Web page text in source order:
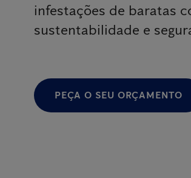
infestações de baratas
sustentabilidade e
PEÇA O SEU ORÇAMENTO